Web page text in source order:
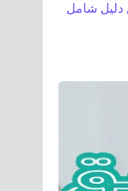
دليل شامل